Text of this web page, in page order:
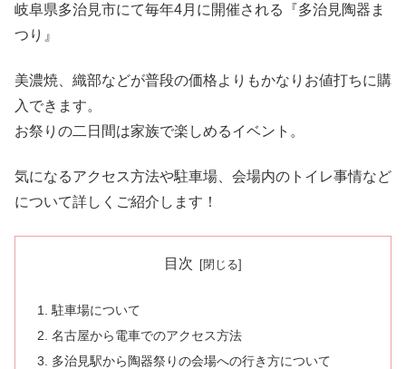
岐阜県多治見市にて毎年4月に開催される『多治見陶器ま
つり』
美濃焼、織部などが普段の価格よりもかなりお値打ちに購
入できます。
お祭りの二日間は家族で楽しめるイベント。
気になるアクセス方法や駐車場、会場内のトイレ事情など
について詳しくご紹介します！
目次
駐車場について
名古屋から電車でのアクセス方法
多治見駅から陶器祭りの会場への行き方について